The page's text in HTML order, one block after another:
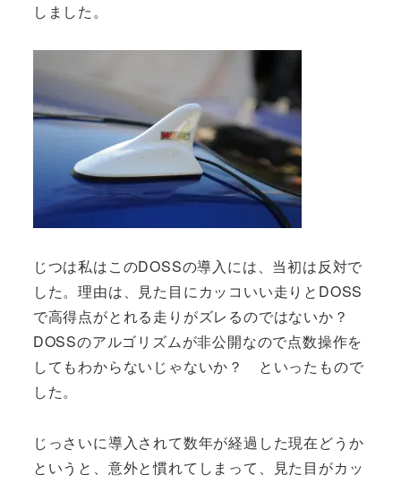
しました。
じつは私はこのDOSSの導入には、当初は反対で
した。理由は、見た目にカッコいい走りとDOSS
で高得点がとれる走りがズレるのではないか？
DOSSのアルゴリズムが非公開なので点数操作を
してもわからないじゃないか？ といったもので
した。
じっさいに導入されて数年が経過した現在どうか
というと、意外と慣れてしまって、見た目がカッ